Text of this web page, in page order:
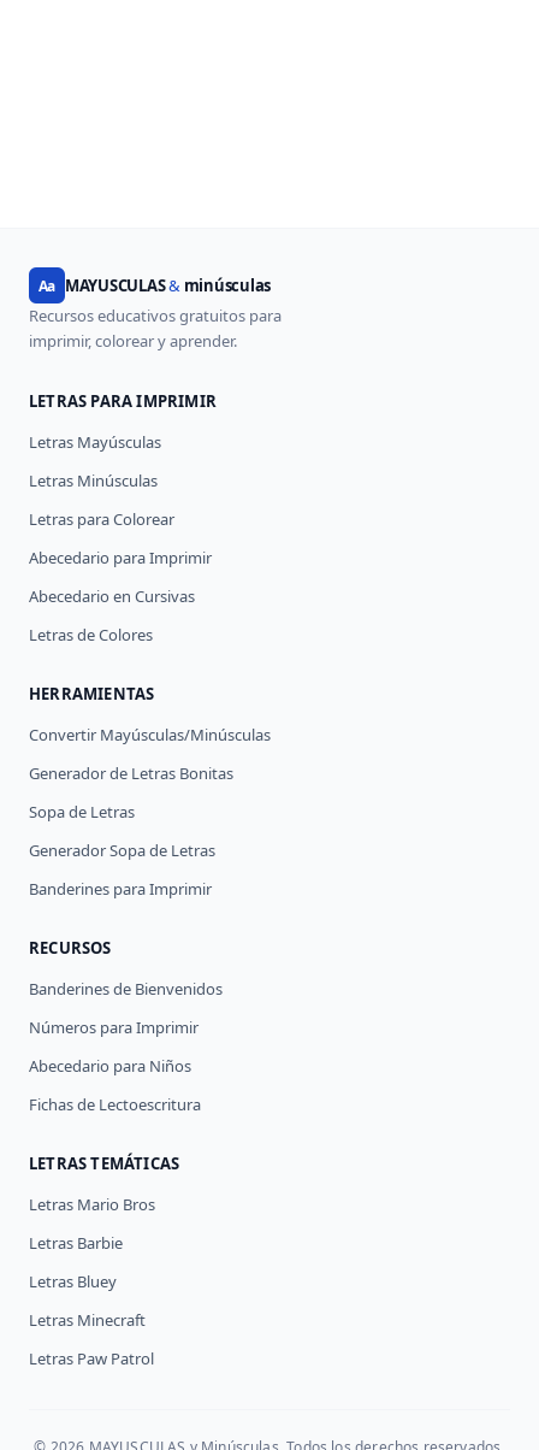
Aa MAYUSCULAS&minúsculas
Recursos educativos gratuitos para
imprimir, colorear y aprender.
LETRAS PARA IMPRIMIR
Letras Mayúsculas
Letras Minúsculas
Letras para Colorear
Abecedario para Imprimir
Abecedario en Cursivas
Letras de Colores
HERRAMIENTAS
Convertir Mayúsculas/Minúsculas
Generador de Letras Bonitas
Sopa de Letras
Generador Sopa de Letras
Banderines para Imprimir
RECURSOS
Banderines de Bienvenidos
Números para Imprimir
Abecedario para Niños
Fichas de Lectoescritura
LETRAS TEMÁTICAS
Letras Mario Bros
Letras Barbie
Letras Bluey
Letras Minecraft
Letras Paw Patrol